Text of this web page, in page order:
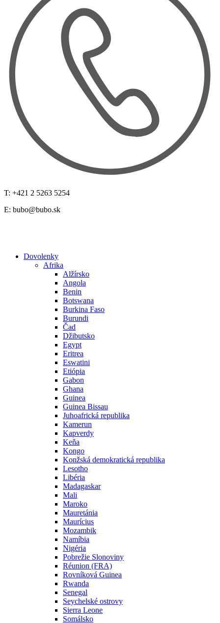
T: +421 2 5263 5254
E: bubo@bubo.sk
Dovolenky
Afrika
Alžírsko
Angola
Benin
Botswana
Burkina Faso
Burundi
Čad
Džibutsko
Egypt
Eritrea
Eswatini
Etiópia
Gabon
Ghana
Guinea
Guinea Bissau
Juhoafrická republika
Kamerun
Kapverdy
Keňa
Kongo
Konžská demokratická republika
Lesotho
Libéria
Madagaskar
Mali
Maroko
Mauretánia
Maurícius
Mozambik
Namíbia
Nigéria
Pobrežie Slonoviny
Réunion (FRA)
Rovníková Guinea
Rwanda
Senegal
Seychelské ostrovy
Sierra Leone
Somálsko